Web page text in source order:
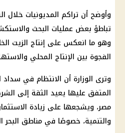
وأوضح أن تراكم المديونيات خلال
تباطؤ بعض عمليات البحث
وهو ما انعكس على إنتاج الزيت
الفجوة بين الإنتاج المحلي
وترى الوزارة أن الانتظام في
المتفق عليها يعيد الثقة إلى
مصر، ويشجعها على زيادة
والتنمية، خصوصًا في مناطق البحر